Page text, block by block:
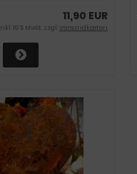
11,90 EUR
19 % MwSt. zzgl.Versandkosten